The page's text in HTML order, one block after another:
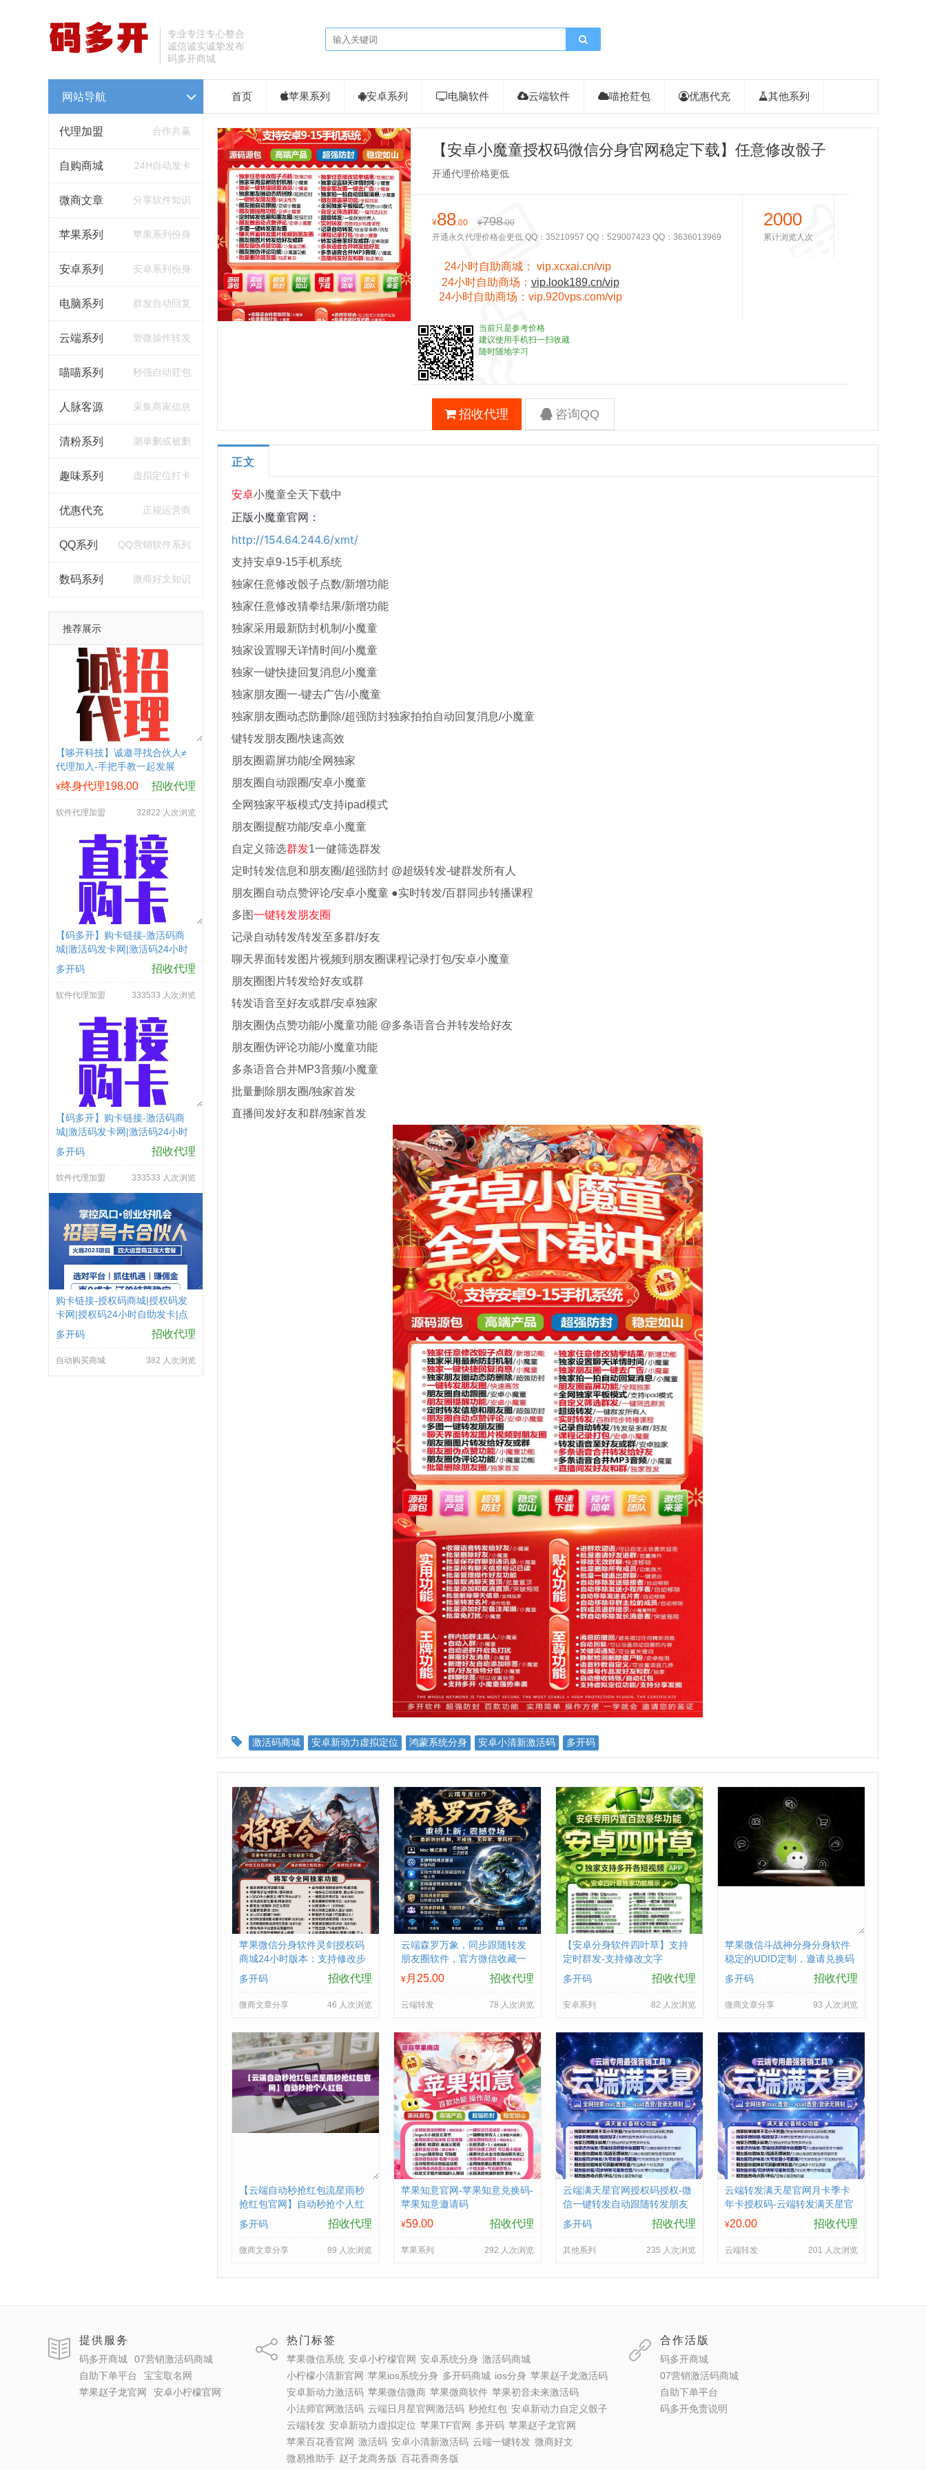
专业专注专心整合
诚信诚实诚挚发布
码多开商城
网站导航
代理加盟 合作共赢
自购商城 24H自动发卡
微商文章 分享软件知识
苹果系列 苹果系列份身
安卓系列 安卓系列份身
电脑系列 群发自动回复
云端系列 管微操作转发
喵喵系列 秒强自动荭包
人脉客源 采集商家信息
清粉系列 测单删或被删
趣味系列 虚拟定位打卡
优惠代充 正规运营商
QQ系列 QQ营销软件系列
数码系列 微商好文知识
推荐展示
【哆开科技】诚邀寻找合伙人≠
代理加入-手把手教一起发展
¥终身代理198.00 招收代理
软件代理加盟 32822 人次浏览
【码多开】购卡链接-激活码商
城|激活码发卡网|激活码24小时
自助发卡|点击进入
多开码 招收代理
软件代理加盟 333533 人次浏览
【码多开】购卡链接-激活码商
城|激活码发卡网|激活码24小时
自助发卡|点击进入
多开码 招收代理
软件代理加盟 333533 人次浏览
购卡链接-授权码商城|授权码发
卡网|授权码24小时自助发卡|点
击进入
多开码 招收代理
自动购买商城 382 人次浏览
首页 苹果系列 安卓系列 电脑软件 云端软件 喵抢荭包 优惠代充 其他系列
【安卓小魔童授权码微信分身官网稳定下载】任意修改骰子
点数任意修改猜拳结果朋友圈自动跟圈支持iPad平板模式
开通代理价格更低
¥88.00 ¥798.00
开通永久代理价格会更低 QQ：35210957 QQ：529007423 QQ：3636013969
24小时自助商城： vip.xcxai.cn/vip
24小时自助商场： vip.look189.cn/vip
24小时自助商场： vip.920vps.com/vip
2000
累计浏览人次
当前只是参考价格
建议使用手机扫一扫收藏
随时随地学习
招收代理 咨询QQ
正文
安卓小魔童全天下载中
正版小魔童官网：
http://154.64.244.6/xmt/
支持安卓9-15手机系统
独家任意修改骰子点数/新增功能
独家任意修改猜拳结果/新增功能
独家采用最新防封机制/小魔童
独家设置聊天详情时间/小魔童
独家一键快捷回复消息/小魔童
独家朋友圈一-键去广告/小魔童
独家朋友圈动态防删除/超强防封独家拍拍自动回复消息/小魔童
键转发朋友圈/快速高效
朋友圈霸屏功能/全网独家
朋友圈自动跟圈/安卓小魔童
全网独家平板模式/支持ipad模式
朋友圈提醒功能/安卓小魔童
自定义筛选群发1一健筛选群发
定时转发信息和朋友圈/超强防封 @超级转发-键群发所有人
朋友圈自动点赞评论/安卓小魔童 ●实时转发/百群同步转播课程
多图一键转发朋友圈
记录自动转发/转发至多群/好友
聊天界面转发图片视频到朋友圈课程记录打包/安卓小魔童
朋友圈图片转发给好友或群
转发语音至好友或群/安卓独家
朋友圈伪点赞功能/小魔童功能 @多条语音合并转发给好友
朋友圈伪评论功能/小魔童功能
多条语音合并MP3音频/小魔童
批量删除朋友圈/独家首发
直播间发好友和群/独家首发
激活码商城 安卓新动力虚拟定位 鸿蒙系统分身 安卓小清新激活码 多开码
苹果微信分身软件灵剑授权码
商城24小时版本：支持修改步
数-朋友圈发1小时视频
多开码 招收代理
微商文章分享 46 人次浏览
云端森罗万象，同步跟随转发
朋友圈软件，官方微信收藏一
键转发
¥月25.00 招收代理
云端转发 78 人次浏览
【安卓分身软件四叶草】支持
定时群发-支持修改文字
多开码
招收代理
安卓系列 82 人次浏览
苹果微信斗战神分身分身软件
稳定的UDID定制，邀请兑换码
购买
多开码 招收代理
微商文章分享 93 人次浏览
【云端自动秒抢红包流星雨秒
抢红包官网】自动秒抢个人红
包
多开码 招收代理
微商文章分享 89 人次浏览
苹果知意官网-苹果知意兑换码-
苹果知意邀请码
¥59.00 招收代理
苹果系列 292 人次浏览
​云端满天星官网授权码授权-微
信一键转发自动跟随转发朋友
圈软件
多开码 招收代理
其他系列 235 人次浏览
云端转发满天星官网月卡季卡
年卡授权码-云端转发满天星官
网
¥20.00 招收代理
云端转发 201 人次浏览
提供服务
码多开商城
07营销激活码商城
自助下单平台
宝宝取名网
苹果赵子龙官网
安卓小柠檬官网
热门标签
苹果微信系统 安卓小柠檬官网 安卓系统分身 激活码商城
小柠檬小清新官网 苹果ios系统分身 多开码商城 ios分身 苹果赵子龙激活码
安卓新动力激活码 苹果微信微商 苹果微商软件 苹果初音未来激活码
小法师官网激活码 云端日月星官网激活码 秒抢红包 安卓新动力自定义骰子
云端转发 安卓新动力虚拟定位 苹果TF官网 多开码 苹果赵子龙官网
苹果百花香官网 激活码 安卓小清新激活码 云端一键转发 微商好文
微易推助手 赵子龙商务版 百花香商务版
合作活版
码多开商城
07营销激活码商城
自助下单平台
码多开免责说明